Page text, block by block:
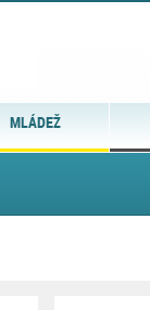
MLÁDEŽ